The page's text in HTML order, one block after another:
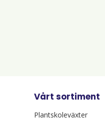
Vårt sortiment
Plantskoleväxter